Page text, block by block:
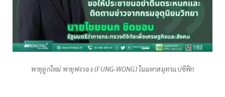
พายุลูกใหม่ พายุฟงวอง (FUNG-WONG) ในมหาสมุทรแปซิฟิก